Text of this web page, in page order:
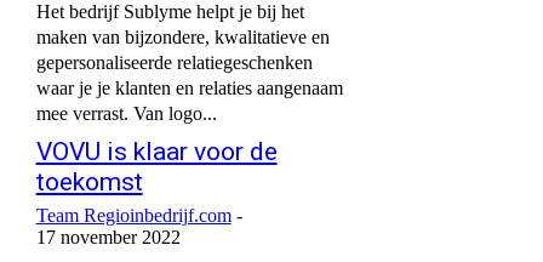
Het bedrijf Sublyme helpt je bij het
maken van bijzondere, kwalitatieve en
gepersonaliseerde relatiegeschenken
waar je je klanten en relaties aangenaam
mee verrast. Van logo...
VOVU is klaar voor de
toekomst
Team Regioinbedrijf.com -
17 november 2022